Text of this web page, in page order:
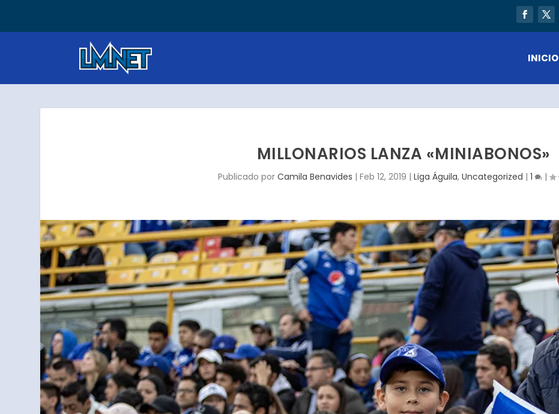
INICIO
MILLONARIOS LANZA «MINIABONOS»
Publicado por Camila Benavides | Feb 12, 2019 | Liga Águila, Uncategorized | 1 |